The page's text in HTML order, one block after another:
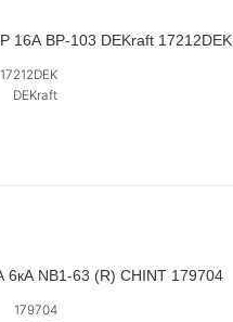
16А ВР-103 DEKraft 17212DEK
17212DEK
DEKraft
6кА NB1-63 (R) CHINT 179704
179704